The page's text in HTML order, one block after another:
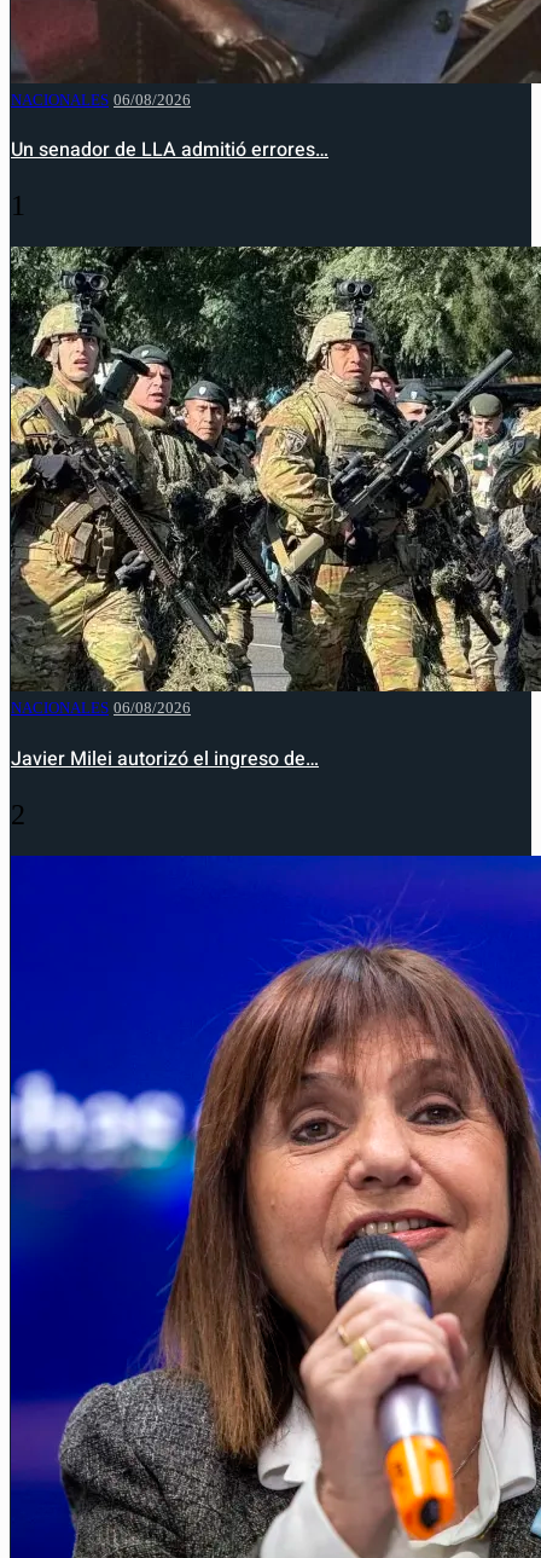
NACIONALES 06/08/2026
Un senador de LLA admitió errores…
1
NACIONALES 06/08/2026
Javier Milei autorizó el ingreso de…
2